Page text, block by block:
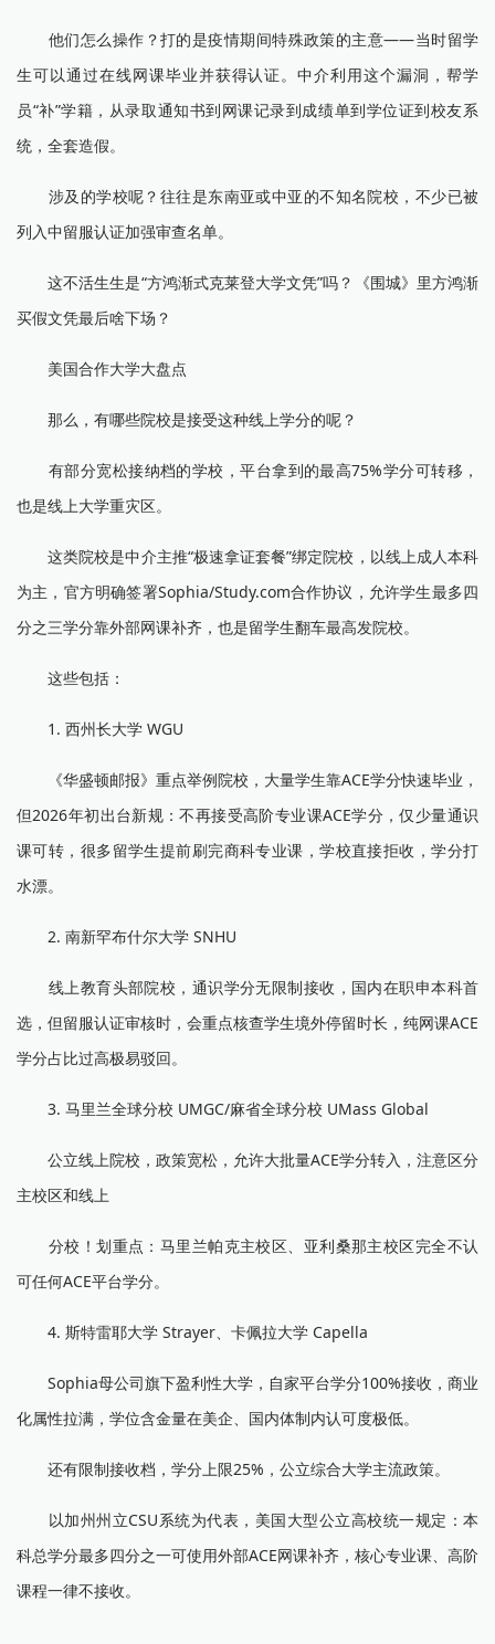
他们怎么操作？打的是疫情期间特殊政策的主意——当时留学
生可以通过在线网课毕业并获得认证。中介利用这个漏洞，帮学
员“补”学籍，从录取通知书到网课记录到成绩单到学位证到校友系
统，全套造假。
涉及的学校呢？往往是东南亚或中亚的不知名院校，不少已被
列入中留服认证加强审查名单。
这不活生生是“方鸿渐式克莱登大学文凭”吗？《围城》里方鸿渐
买假文凭最后啥下场？
美国合作大学大盘点
那么，有哪些院校是接受这种线上学分的呢？
有部分宽松接纳档的学校，平台拿到的最高75%学分可转移，
也是线上大学重灾区。
这类院校是中介主推“极速拿证套餐”绑定院校，以线上成人本科
为主，官方明确签署Sophia/Study.com合作协议，允许学生最多四
分之三学分靠外部网课补齐，也是留学生翻车最高发院校。
这些包括：
1. 西州长大学 WGU
《华盛顿邮报》重点举例院校，大量学生靠ACE学分快速毕业，
但2026年初出台新规：不再接受高阶专业课ACE学分，仅少量通识
课可转，很多留学生提前刷完商科专业课，学校直接拒收，学分打
水漂。
2. 南新罕布什尔大学 SNHU
线上教育头部院校，通识学分无限制接收，国内在职申本科首
选，但留服认证审核时，会重点核查学生境外停留时长，纯网课ACE
学分占比过高极易驳回。
3. 马里兰全球分校 UMGC/麻省全球分校 UMass Global
公立线上院校，政策宽松，允许大批量ACE学分转入，注意区分
主校区和线上
分校！划重点：马里兰帕克主校区、亚利桑那主校区完全不认
可任何ACE平台学分。
4. 斯特雷耶大学 Strayer、卡佩拉大学 Capella
Sophia母公司旗下盈利性大学，自家平台学分100%接收，商业
化属性拉满，学位含金量在美企、国内体制内认可度极低。
还有限制接收档，学分上限25%，公立综合大学主流政策。
以加州州立CSU系统为代表，美国大型公立高校统一规定：本
科总学分最多四分之一可使用外部ACE网课补齐，核心专业课、高阶
课程一律不接收。